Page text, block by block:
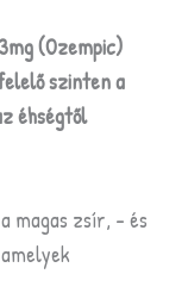
(Ozempic)
szinten a
éhségtől
magas zsír, – és